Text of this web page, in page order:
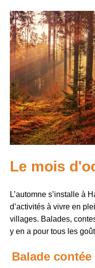
Le mois
L’automne s’installe à
d’activités à vivre en
villages. Balades,
y en a pour tous les
Balade